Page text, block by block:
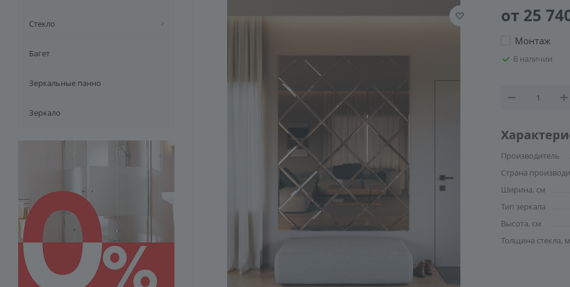
от 25
Монтаж
В наличии
Производитель
Страна
Ширина, см
Тип зеркала
Высота, см
Толщина стекла,
Стекло
Багет
Зеркальные панно
Зеркало